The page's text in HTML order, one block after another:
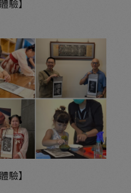
驗】
驗】